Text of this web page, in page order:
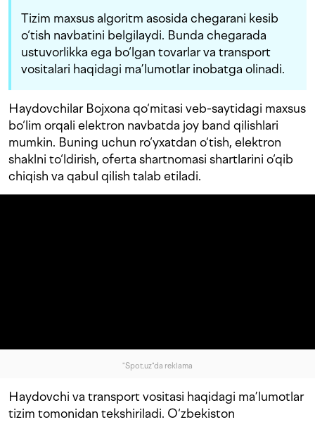
Tizim maxsus algoritm asosida chegarani kesib
o‘tish navbatini belgilaydi. Bunda chegarada
ustuvorlikka ega bo‘lgan tovarlar va transport
vositalari haqidagi ma’lumotlar inobatga olinadi.
Haydovchilar Bojxona qo‘mitasi veb-saytidagi maxsus
bo‘lim orqali elektron navbatda joy band qilishlari
mumkin. Buning uchun ro‘yxatdan o‘tish, elektron
shaklni to‘ldirish, oferta shartnomasi shartlarini o‘qib
chiqish va qabul qilish talab etiladi.
"Spot.uz"da reklama
Haydovchi va transport vositasi haqidagi ma’lumotlar
tizim tomonidan tekshiriladi. O‘zbekiston